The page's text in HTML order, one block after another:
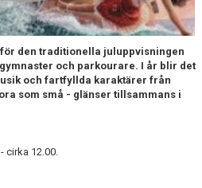
för den traditionella juluppvisningen
och parkourare. I år blir det
och fartfyllda karaktärer från
som små - glänser tillsammans i
cirka 12.00.